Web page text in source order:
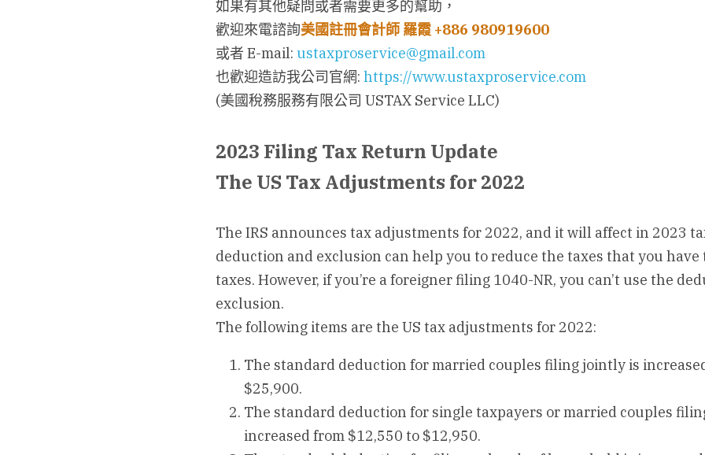
如果有其他疑問或者需要更多的幫助，
歡迎來電諮詢美國註冊會計師 羅霞 +886 980919600
或者 E-mail: ustaxproservice@gmail.com
也歡迎造訪我公司官網: https://www.ustaxproservice.com
(美國稅務服務有限公司 USTAX Service LLC)
2023 Filing Tax Return Update
The US Tax Adjustments for 2022
The IRS announces tax adjustments for 2022, and it will affect in 2023
deduction and exclusion can help you to reduce the taxes that you have
taxes. However, if you’re a foreigner filing 1040-NR, you can’t use the
exclusion.
The following items are the US tax adjustments for 2022:
The standard deduction for married couples filing jointly is
$25,900.
The standard deduction for single taxpayers or married couples
increased from $12,550 to $12,950.